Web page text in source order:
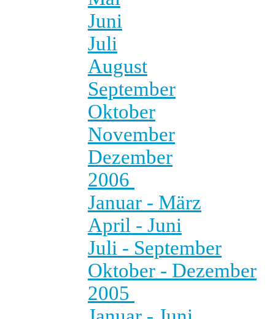
Juni
Juli
August
September
Oktober
November
Dezember
2006
Januar - März
April - Juni
Juli - September
Oktober - Dezember
2005